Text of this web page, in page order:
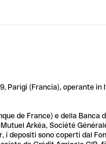
Parigi (Francia), operante
de France) e della Banca
Arkéa, Société
depositi sono coperti dal